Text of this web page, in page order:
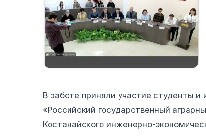
В работе приняли участие студенты
«Российский государственный
Костанайского инженерно-